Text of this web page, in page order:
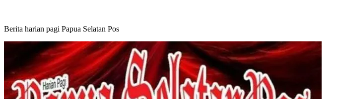
Berita harian pagi Papua Selatan Pos
Primary